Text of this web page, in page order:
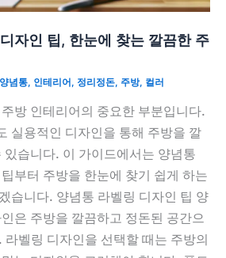
자인 팁, 한눈에 찾는 깔끔한 주
양념통, 인테리어 , 정리정돈, 주방, 컬러
방 인테리어의 중요한 부분입니다.
실용적인 디자인을 통해 주방을 깔
있습니다. 이 가이드에서는 양념통
부터 주방을 한눈에 찾기 쉽게 하는
습니다. 양념통 라벨링 디자인 팁 양
은 주방을 깔끔하고 정돈된 공간으
라벨링 디자인을 선택할 때는 주방의